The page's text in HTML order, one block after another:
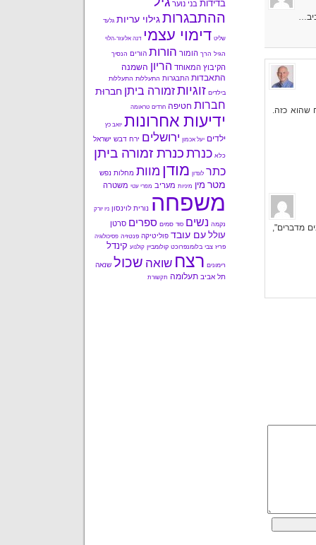
שהוא כזה.
מדברים",
בדידות בני נוער
ההתבגרות גילוי עריות גלעד
שליט דימוי עצמי דנה אלעזר-הלוי
הגיל הרך הומור הורות הורים הנסיך
הקיבוץ המאוחד הריון השמנה
התאבדות התבגרות התעללות התעללות
בילדים זוגיותזמורה ביתן חברוּת
חברות חטיפה חרדים טראומה
ידיעות אחרונות יואב כץ
ילדים יעל אכמון ירושלים ירח דבש ישראל
כלא כנרת כנרת זמורה ביתן
כתר לונדון מודן מוות מחלות נפש
מטר מין מיניות מעריב מפרי עטי משטרה
משפחה נורית לוינסון ניו יורק
נקמה נשים סוד סמים ספרים סרטן
עולל עם עובד פוליטיקה פנטזיה פסיכולוגיה
פריז צבי בלומנפרוכט קולומביין קולנוע קינדל
רימונים רצח שואה שכול שנאה
תל אביב תעלומה תקשורת